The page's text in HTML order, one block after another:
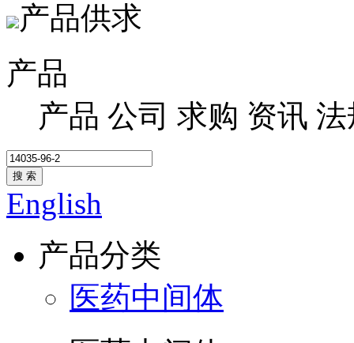
产品供求
产品
产品 公司 求购 资讯 法
搜 索
English
产品分类
医药中间体